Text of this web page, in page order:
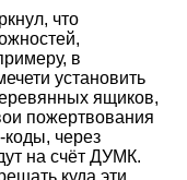
что
в
установить
ящиков,
пожертвования
коды, через
на счёт ДУМК.
куда эти